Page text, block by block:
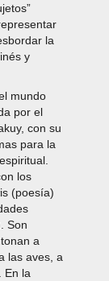
la
y
mundo
por el
con su
para la
los
(poesía)
Son
a
las aves, a
En la